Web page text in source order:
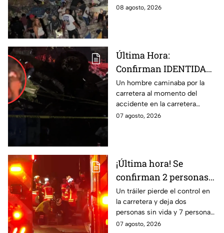
carretera Irapuato-Abasolo
08 agosto, 2026
Última Hora:
Confirman IDENTIDAD
de uno de los
lesionados tras fatal
accid3nte en Irapuato
Un hombre caminaba por la
carretera al momento del
accidente en la carretera
Irapuato-Abasolo en el Trébol.
07 agosto, 2026
¡Última hora! Se
confirman 2 personas
fall3cidas y 7
lesion4dos en
accid3nte carretero en
Un tráiler pierde el control en
la carretera y deja dos
personas sin vida y 7 personas
más lesionadas.
07 agosto, 2026